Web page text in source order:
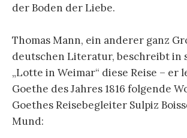
der Boden der Liebe.
Thomas Mann, ein anderer ganz
deutschen Literatur, beschreibt in
„Lotte in Weimar“ diese Reise – er
Goethe des Jahres 1816 folgende
Goethes Reisebegleiter Sulpiz
Mund: